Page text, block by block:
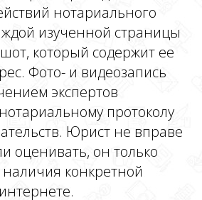
нотариального
изученной страницы
который содержит ее
Фото- и видеозапись
экспертов
протоколу
Юрист не вправе
оценивать, он только
наличия конкретной